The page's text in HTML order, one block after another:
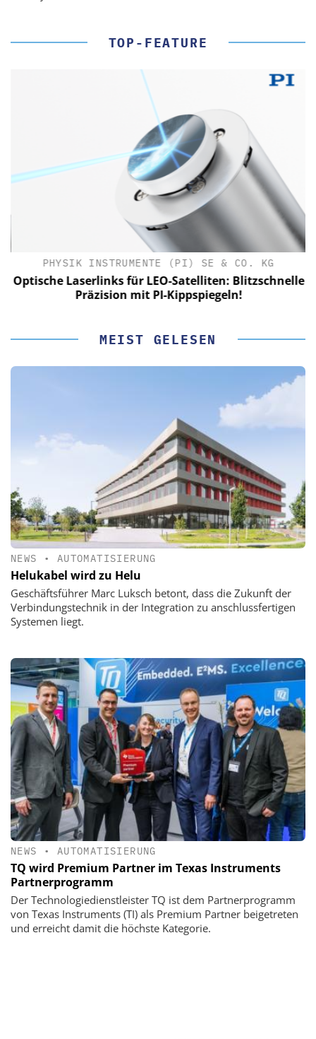
TOP-FEATURE
PHYSIK INSTRUMENTE (PI) SE & CO. KG
Optische Laserlinks für LEO-Satelliten: Blitzschnelle
Präzision mit PI-Kippspiegeln!
MEIST GELESEN
NEWS • AUTOMATISIERUNG
Helukabel wird zu Helu
Geschäftsführer Marc Luksch betont, dass die Zukunft der
Verbindungstechnik in der Integration zu anschlussfertigen
Systemen liegt.
NEWS • AUTOMATISIERUNG
TQ wird Premium Partner im Texas Instruments
Partnerprogramm
Der Technologiedienstleister TQ ist dem Partnerprogramm
von Texas Instruments (TI) als Premium Partner beigetreten
und erreicht damit die höchste Kategorie.